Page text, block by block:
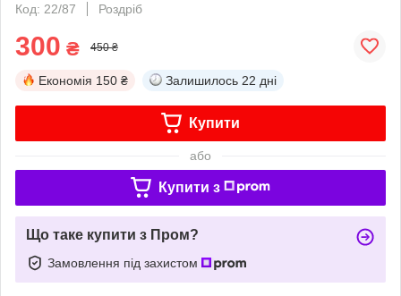
Код: 22/87
Роздріб
300 ₴ 450 ₴
Економія 150 ₴ Залишилось 22 дні
Купити
або
Купити з
Що таке купити з Пром?
Замовлення під захистом